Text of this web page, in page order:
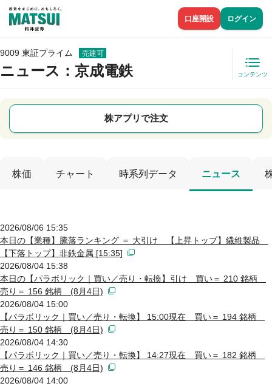
口座開設 ログイン
9009 東証プライム 売建可
ニュース ：京成電鉄 コンテンツ
株アプリで注文
株価 チャート 時系列データ ニュース
2026/08/06 15:35
本日の【業種】騰落ランキング ＝ 大引け 【上昇トップ】繊維製品
【下落トップ】非鉄金属 [15:35]
2026/08/04 15:38
本日の【パラボリック｜買い／売り・転換】引け 買い＝ 210 銘柄
売り＝ 156 銘柄 (8月4日)
2026/08/04 15:00
【パラボリック｜買い／売り・転換】 15:00現在 買い＝ 194 銘柄
売り＝ 150 銘柄 (8月4日)
2026/08/04 14:30
【パラボリック｜買い／売り・転換】 14:27現在 買い＝ 182 銘柄
売り＝ 146 銘柄 (8月4日)
2026/08/04 14:00